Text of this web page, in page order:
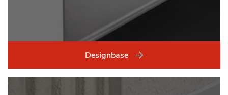
Designbase